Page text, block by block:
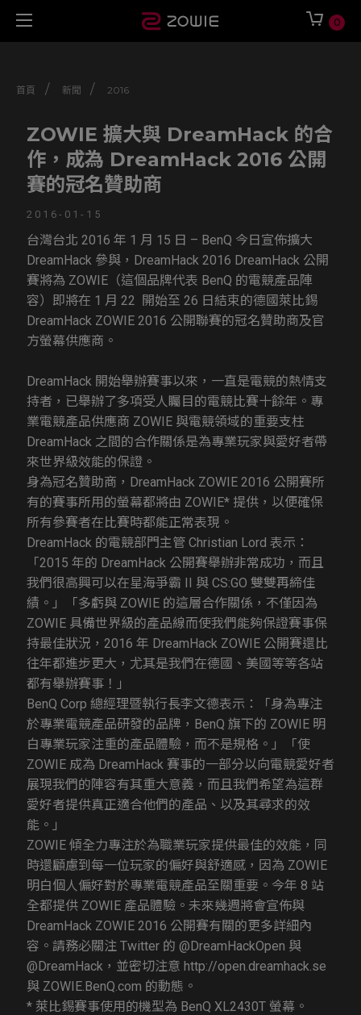
0
首頁 / 新聞 / 2016
ZOWIE 擴大與 DreamHack 的合
作，成為 DreamHack 2016 公開
賽的冠名贊助商
2016-01-15
台灣台北 2016 年 1 月 15 日 – BenQ 今日宣佈擴大
DreamHack 參與，DreamHack 2016 DreamHack 公開
賽將為 ZOWIE（這個品牌代表 BenQ 的電競產品陣
容）即將在 1 月 22 開始至 26 日結束的德國萊比錫
DreamHack ZOWIE 2016 公開聯賽的冠名贊助商及官
方螢幕供應商。
DreamHack 開始舉辦賽事以來，一直是電競的熱情支
持者，已舉辦了多項受人矚目的電競比賽十餘年。專
業電競產品供應商 ZOWIE 與電競領域的重要支柱
DreamHack 之間的合作關係是為專業玩家與愛好者帶
來世界級效能的保證。
身為冠名贊助商，DreamHack ZOWIE 2016 公開賽所
有的賽事所用的螢幕都將由 ZOWIE* 提供，以便確保
所有參賽者在比賽時都能正常表現。
DreamHack 的電競部門主管 Christian Lord 表示：
「2015 年的 DreamHack 公開賽舉辦非常成功，而且
我們很高興可以在星海爭霸 II 與 CS:GO 雙雙再締佳
績。」「多虧與 ZOWIE 的這層合作關係，不僅因為
ZOWIE 具備世界級的產品線而使我們能夠保證賽事保
持最佳狀況，2016 年 DreamHack ZOWIE 公開賽還比
往年都進步更大，尤其是我們在德國、美國等等各站
都有舉辦賽事！」
BenQ Corp 總經理暨執行長李文德表示：「身為專注
於專業電競產品研發的品牌，BenQ 旗下的 ZOWIE 明
白專業玩家注重的產品體驗，而不是規格。」「使
ZOWIE 成為 DreamHack 賽事的一部分以向電競愛好者
展現我們的陣容有其重大意義，而且我們希望為這群
愛好者提供真正適合他們的產品、以及其尋求的效
能。」
ZOWIE 傾全力專注於為職業玩家提供最佳的效能，同
時還顧慮到每一位玩家的偏好與舒適感，因為 ZOWIE
明白個人偏好對於專業電競產品至關重要。今年 8 站
全都提供 ZOWIE 產品體驗。未來幾週將會宣佈與
DreamHack ZOWIE 2016 公開賽有關的更多詳細內
容。請務必關注 Twitter 的 @DreamHackOpen 與
@DreamHack，並密切注意 http://open.dreamhack.se
與 ZOWIE.BenQ.com 的動態。
* 萊比錫賽事使用的機型為 BenQ XL2430T 螢幕。